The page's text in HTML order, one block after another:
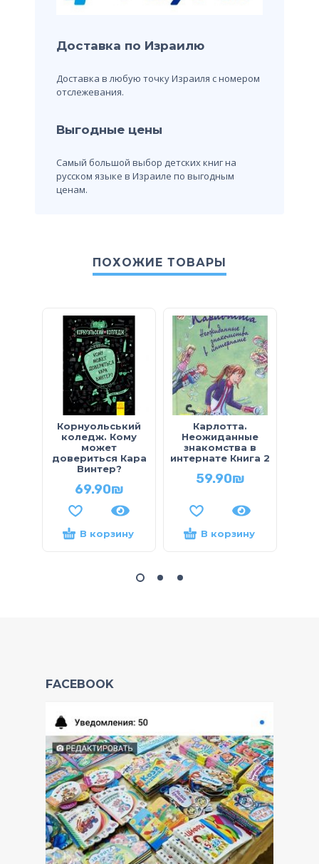
Доставка по Израилю
Доставка в любую точку Израиля с номером
отслежевания.
Выгодные цены
Самый большой выбор детских книг на
русском языке в Израиле по выгодным
ценам.
ПОХОЖИЕ ТОВАРЫ
Корнуольcький
коледж. Кому
может
довериться Кара
Винтер?
69.90₪
В корзину
Карлотта.
Неожиданные
знакомства в
интернате Книга 2
59.90₪
В корзину
FACEBOOK